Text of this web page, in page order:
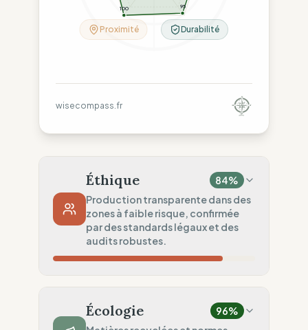
95
100
Durabilité
Proximité
wisecompass.fr
Éthique 84%
Production transparente dans des
zones à faible risque, confirmée
par des standards légaux et des
audits robustes.
Violations répétées (Spain)
Écologie 96%